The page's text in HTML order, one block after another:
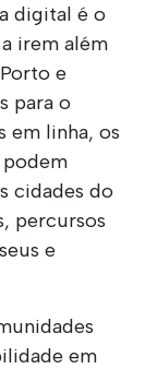
digital é o
irem além
e
para o
em linha, os
podem
cidades do
percursos
e
em